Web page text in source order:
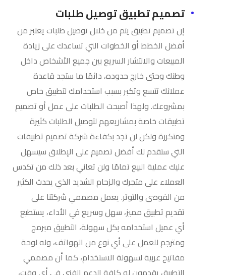
تصميم تطبيق توصيل طلبات
إن تصميم تطبيق يتم من خلال توصيل طلبات يعتبر من
أفضل الخطط أو الخطوات التي تساعدك على زيادة
المبيعات والانتشار السريع بين جميع الأشخاص داخل
وطنك وحتى خارج حدوده، دائمًا ما ستجد قاعدة
عملائك تتسع وتكبر بسبب استخدامك لتطبيق خاص
بمشروعك. ولهذا أصبحت الطلبات على عمل أو تصميم
تطبيقات خاصة بمشاريعهم لتوصيل الطلبات كثيرة
ومتكررة ولكن لن تجد بكفاءة شركة تصميم تطبيقات
التي ستقدم لك أفضل تصميم على الإطلاق سيسهل
عليك عملية البيع تمامًا ولن تعاني بعد ذلك من تكدس
العملاء على متجرك والزحام الشديد الذي يحدث الكثير
من الفوضى والتوتر. يعمل مصممي شركتنا على
تقديم تطبيق مميز، سهل وسريع في الأداء، يستطيع
أي عميل استخدامه بكل سهولة، التطبيق مبرمج
ومترجم للعمل على أي نوع من الهواتف، وله لوحة
مفاتيح عربية لسهولة الاستخدام، كما أن مصممي